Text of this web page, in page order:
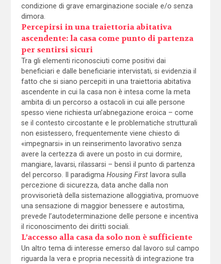
condizione di grave emarginazione sociale e/o senza
dimora.
Percepirsi in una traiettoria abitativa
ascendente: la casa come punto di partenza
per sentirsi sicuri
Tra gli elementi riconosciuti come positivi dai
beneficiari e dalle beneficiarie intervistati, si evidenzia il
fatto che si siano percepiti in una traiettoria abitativa
ascendente in cui la casa non è intesa come la meta
ambita di un percorso a ostacoli in cui alle persone
spesso viene richiesta un’abnegazione eroica – come
se il contesto circostante e le problematiche strutturali
non esistessero, frequentemente viene chiesto di
«impegnarsi» in un reinserimento lavorativo senza
avere la certezza di avere un posto in cui dormire,
mangiare, lavarsi, rilassarsi – bensì il punto di partenza
del percorso. Il paradigma Housing Firstlavora sulla
percezione di sicurezza, data anche dalla non
provvisorietà della sistemazione alloggiativa, promuove
una sensazione di maggior benessere e autostima,
prevede l’autodeterminazione delle persone e incentiva
il riconoscimento dei diritti sociali.
L’accesso alla casa da solo non è sufficiente
Un altro tema di interesse emerso dal lavoro sul campo
riguarda la vera e propria necessità di integrazione tra